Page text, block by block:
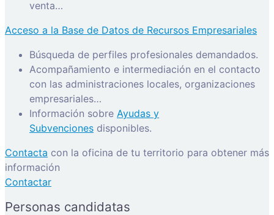
venta…
Acceso a la Base de Datos de Recursos Empresariales
Búsqueda de perfiles profesionales demandados.
Acompañamiento e intermediación en el contacto
con las administraciones locales, organizaciones
empresariales…
Información sobre Ayudas y
Subvenciones disponibles.
Contacta con la oficina de tu territorio para obtener más
información
Contactar
Personas candidatas